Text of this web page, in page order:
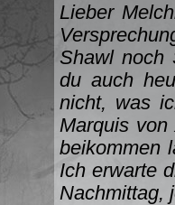
Lieber
Shawl noch
du auch
nicht, was
Marquis
beikommen
Ich erwarte
Nachmittag,